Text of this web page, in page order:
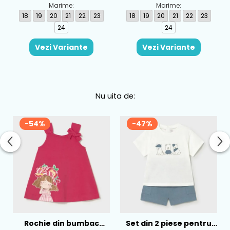
Marime:
18
19 20 21 22
23
24
Vezi Variante
Marime:
18
19 20 21 22
23
24
Vezi Variante
Nu uita de:
-54%
Rochie din bumbac
-47%
Set din 2 piese pentru